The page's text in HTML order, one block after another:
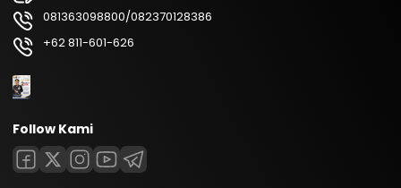
081363098800/082370128386
+62 811-601-626
Follow Kami